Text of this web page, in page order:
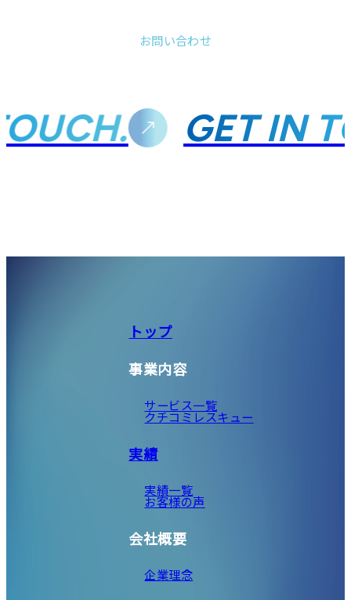
お問い合わせ
GET IN
トップ
事業内容
サービス一覧
クチコミレスキュー
実績
実績一覧
お客様の声
会社概要
企業理念